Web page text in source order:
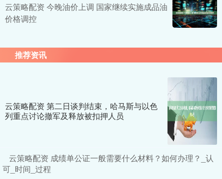
云策略配资 今晚油价上调 国家继续实施成品油
价格调控
推荐资讯
云策略配资 第二日谈判结束，哈马斯与以色
列重点讨论撤军及释放被扣押人员
云策略配资 成绩单公证一般需要什么材料？如何办理？_认
可_时间_过程